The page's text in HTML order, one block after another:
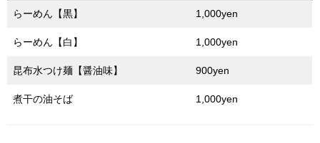
らーめん【黒】 1,000yen
らーめん【白】 1,000yen
昆布水つけ麺【醤油味】 900yen
煮干の油そば 1,000yen